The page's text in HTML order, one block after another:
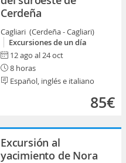
Cerdeña
Cagliari (Cerdeña - Cagliari)
Excursiones de un día
12 ago al 24 oct
8 horas
Español, inglés e italiano
85€
Excursión al
yacimiento de Nora